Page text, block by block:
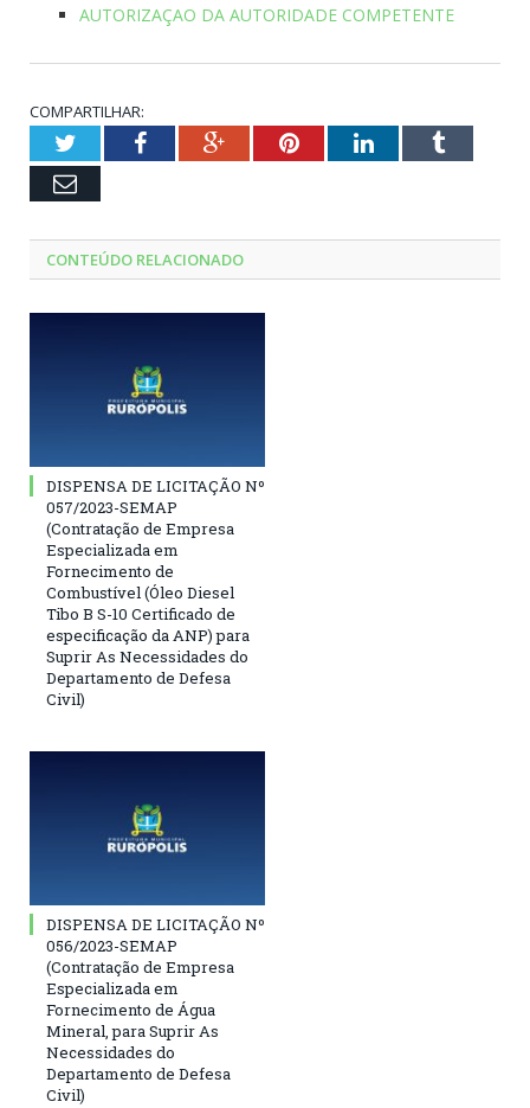
AUTORIZAÇAO DA AUTORIDADE COMPETENTE
COMPARTILHAR:
TwitterFacebookGoogle+PinterestLinkedInTumblr
Email
CONTEÚDO RELACIONADO
DISPENSA DE LICITAÇÃO Nº
057/2023-SEMAP
(Contratação de Empresa
Especializada em
Fornecimento de
Combustível (Óleo Diesel
Tibo B S-10 Certificado de
especificação da ANP) para
Suprir As Necessidades do
Departamento de Defesa
Civil)
DISPENSA DE LICITAÇÃO Nº
056/2023-SEMAP
(Contratação de Empresa
Especializada em
Fornecimento de Água
Mineral, para Suprir As
Necessidades do
Departamento de Defesa
Civil)